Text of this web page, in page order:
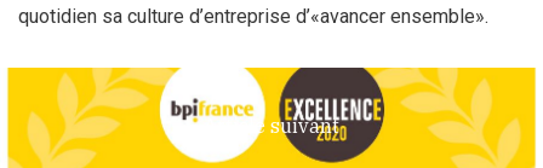
quotidien sa culture d’entreprise d’«avancer ensemble».
Article suivant